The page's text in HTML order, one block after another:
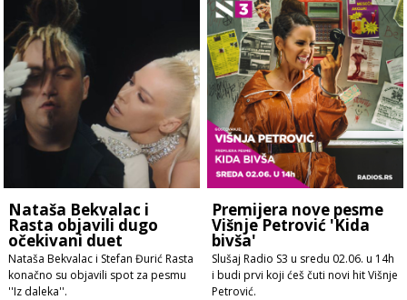
Nataša Bekvalac i
Rasta objavili dugo
očekivani duet
Nataša Bekvalac i Stefan Đurić Rasta
konačno su objavili spot za pesmu
''Iz daleka''.
Premijera nove pesme
Višnje Petrović 'Kida
bivša'
Slušaj Radio S3 u sredu 02.06. u 14h
i budi prvi koji ćeš čuti novi hit Višnje
Petrović.